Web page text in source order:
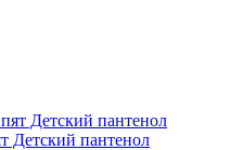
Детский пантенол